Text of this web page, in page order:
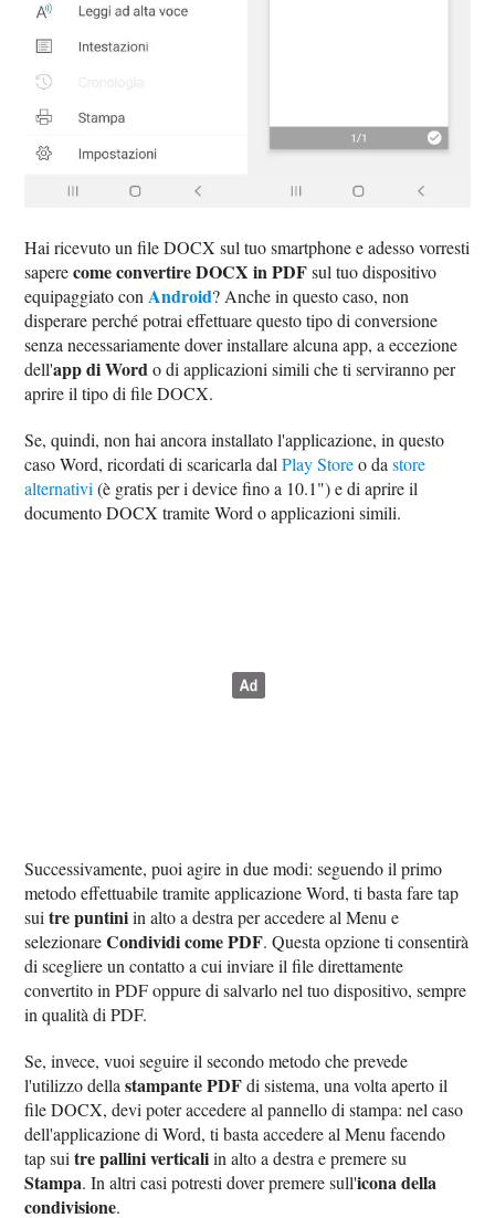
Hai ricevuto un file DOCX sul tuo smartphone e adesso vorresti
saperecome convertire DOCX in PDFsul tuo dispositivo
equipaggiato con Android? Anche in questo caso, non
disperare perché potrai effettuare questo tipo di conversione
senza necessariamente dover installare alcuna app, a eccezione
dell'app di Wordo di applicazioni simili che ti serviranno per
aprire il tipo di file DOCX.
Se, quindi, non hai ancora installato l'applicazione, in questo
caso Word, ricordati di scaricarla dalPlay Storeo dastore
alternativi (è gratis per i device fino a 10.1") e di aprire il
documento DOCX tramite Word o applicazioni simili.
Successivamente, puoi agire in due modi: seguendo il primo
metodo effettuabile tramite applicazione Word, ti basta fare tap
suitre puntiniin alto a destra per accedere al Menu e
selezionareCondividi come PDF. Questa opzione ti consentirà
di scegliere un contatto a cui inviare il file direttamente
convertito in PDF oppure di salvarlo nel tuo dispositivo, sempre
in qualità di PDF.
Se, invece, vuoi seguire il secondo metodo che prevede
l'utilizzo dellastampante PDFdi sistema, una volta aperto il
file DOCX, devi poter accedere al pannello di stampa: nel caso
dell'applicazione di Word, ti basta accedere al Menu facendo
tap suitre pallini verticaliin alto a destra e premere su
Stampa. In altri casi potresti dover premere sull'icona della
condivisione.